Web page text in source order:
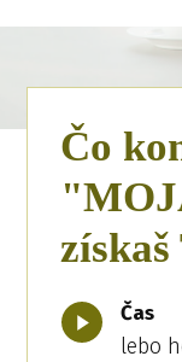
Čo
získaš
Čas
lebo